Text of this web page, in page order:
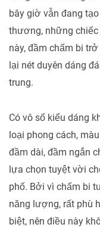
bây giờ vẫn đang
thương, những chiếc
này, đầm chấm bi
lại nét duyên dáng
trung.
Có vô số kiểu dáng
loại phong cách,
đầm dài, đầm ngắn
lựa chọn tuyệt vời
phố. Bởi vì chấm bi
năng lượng, rất phù
biệt, nên điều này